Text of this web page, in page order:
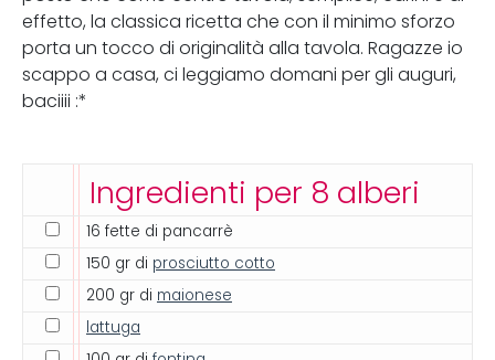
effetto, la classica ricetta che con il minimo sforzo
porta un tocco di originalità alla tavola. Ragazze io
scappo a casa, ci leggiamo domani per gli auguri,
baciiii :*
Ingredienti per 8 alberi
16 fette di pancarrè
150 gr di prosciutto cotto
200 gr di maionese
lattuga